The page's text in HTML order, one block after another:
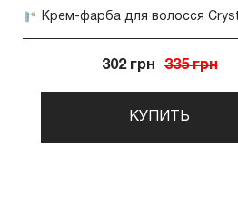
302 грн 335 грн
КУПИТЬ